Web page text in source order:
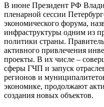
В июне Президент РФ
пленарной сессии
экономического форума,
инфраструктуры одним из
политики страны.
активного привлечения
проекты. В их числе –
сферы ГЧП и запуск
регионов и
экономике, продолжают
создания новых объектов.